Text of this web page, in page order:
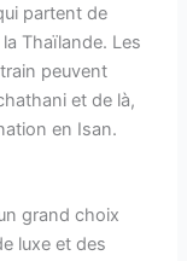
partent de
Thaïlande. Les
peuvent
et de là,
en Isan.
grand choix
luxe et des